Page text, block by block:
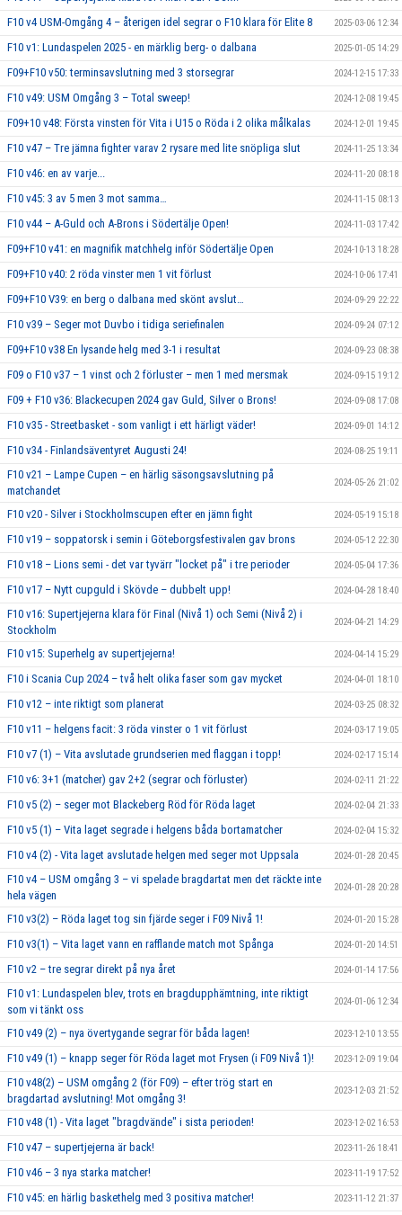
F10 v4 USM-Omgång 4 – återigen idel segrar o F10 klara för Elite 8 2025-03-06 12:34
F10 v1: Lundaspelen 2025 - en märklig berg- o dalbana 2025-01-05 14:29
F09+F10 v50: terminsavslutning med 3 storsegrar 2024-12-15 17:33
F10 v49: USM Omgång 3 – Total sweep! 2024-12-08 19:45
F09+10 v48: Första vinsten för Vita i U15 o Röda i 2 olika målkalas 2024-12-01 19:45
F10 v47 – Tre jämna fighter varav 2 rysare med lite snöpliga slut 2024-11-25 13:34
F10 v46: en av varje... 2024-11-20 08:18
F10 v45: 3 av 5 men 3 mot samma… 2024-11-15 08:13
F10 v44 – A-Guld och A-Brons i Södertälje Open! 2024-11-03 17:42
F09+F10 v41: en magnifik matchhelg inför Södertälje Open 2024-10-13 18:28
F09+F10 v40: 2 röda vinster men 1 vit förlust 2024-10-06 17:41
F09+F10 V39: en berg o dalbana med skönt avslut… 2024-09-29 22:22
F10 v39 – Seger mot Duvbo i tidiga seriefinalen 2024-09-24 07:12
F09+F10 v38 En lysande helg med 3-1 i resultat 2024-09-23 08:38
F09 o F10 v37 – 1 vinst och 2 förluster – men 1 med mersmak 2024-09-15 19:12
F09 + F10 v36: Blackecupen 2024 gav Guld, Silver o Brons! 2024-09-08 17:08
F10 v35 - Streetbasket - som vanligt i ett härligt väder! 2024-09-01 14:12
F10 v34 - Finlandsäventyret Augusti 24! 2024-08-25 19:11
F10 v21 – Lampe Cupen – en härlig säsongsavslutning på
matchandet
2024-05-26 21:02
F10 v20 - Silver i Stockholmscupen efter en jämn fight 2024-05-19 15:18
F10 v19 – soppatorsk i semin i Göteborgsfestivalen gav brons 2024-05-12 22:30
F10 v18 – Lions semi - det var tyvärr "locket på" i tre perioder 2024-05-04 17:36
F10 v17 – Nytt cupguld i Skövde – dubbelt upp! 2024-04-28 18:40
F10 v16: Supertjejerna klara för Final (Nivå 1) och Semi (Nivå 2) i
Stockholm
2024-04-21 14:29
F10 v15: Superhelg av supertjejerna! 2024-04-14 15:29
F10 i Scania Cup 2024 – två helt olika faser som gav mycket 2024-04-01 18:10
F10 v12 – inte riktigt som planerat 2024-03-25 08:32
F10 v11 – helgens facit: 3 röda vinster o 1 vit förlust 2024-03-17 19:05
F10 v7 (1) – Vita avslutade grundserien med flaggan i topp! 2024-02-17 15:14
F10 v6: 3+1 (matcher) gav 2+2 (segrar och förluster) 2024-02-11 21:22
F10 v5 (2) – seger mot Blackeberg Röd för Röda laget 2024-02-04 21:33
F10 v5 (1) – Vita laget segrade i helgens båda bortamatcher 2024-02-04 15:32
F10 v4 (2) - Vita laget avslutade helgen med seger mot Uppsala 2024-01-28 20:45
F10 v4 – USM omgång 3 – vi spelade bragdartat men det räckte inte
hela vägen
2024-01-28 20:28
F10 v3(2) – Röda laget tog sin fjärde seger i F09 Nivå 1! 2024-01-20 15:28
F10 v3(1) – Vita laget vann en rafflande match mot Spånga 2024-01-20 14:51
F10 v2 – tre segrar direkt på nya året 2024-01-14 17:56
F10 v1: Lundaspelen blev, trots en bragdupphämtning, inte riktigt
som vi tänkt oss
2024-01-06 12:34
F10 v49 (2) – nya övertygande segrar för båda lagen! 2023-12-10 13:55
F10 v49 (1) – knapp seger för Röda laget mot Frysen (i F09 Nivå 1)! 2023-12-09 19:04
F10 v48(2) – USM omgång 2 (för F09) – efter trög start en
bragdartad avslutning! Mot omgång 3!
2023-12-03 21:52
F10 v48 (1) - Vita laget "bragdvände" i sista perioden! 2023-12-02 16:53
F10 v47 – supertjejerna är back! 2023-11-26 18:41
F10 v46 – 3 nya starka matcher! 2023-11-19 17:52
F10 v45: en härlig baskethelg med 3 positiva matcher! 2023-11-12 21:37